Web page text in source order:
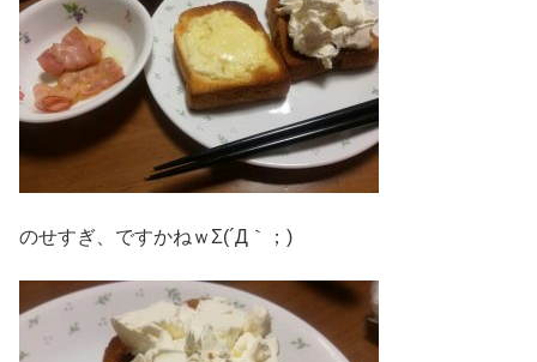
のせすぎ、ですかねｗΣ(´Д｀；)